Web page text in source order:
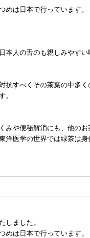
は日本で行っています。
人の舌のも親しみやすい
すべくその茶葉の中多
。
や便秘解消にも、他の
医学の世界では緑茶は
しました。
は日本で行っています。